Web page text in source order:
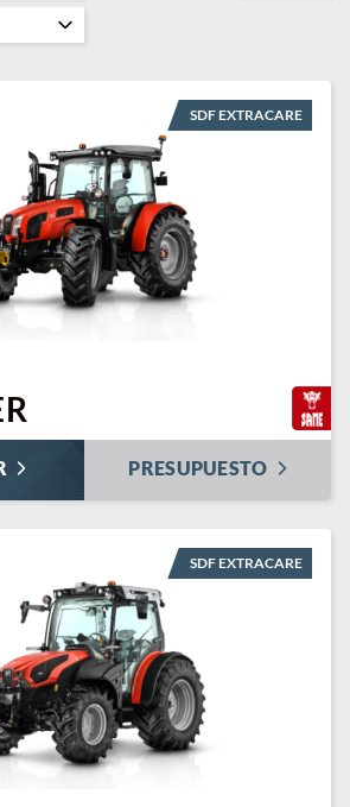
¿Dónde encontrarnos?
SDF EXTRACARE
PRESUPUESTO
SDF EXTRACARE